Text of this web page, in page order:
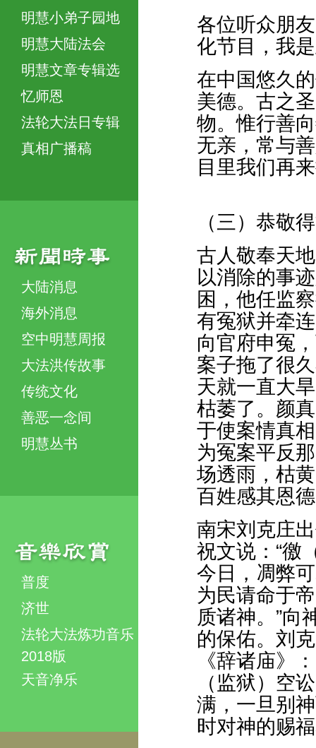
明慧小弟子园地
明慧大陆法会
明慧文章专辑选
忆师恩
法轮大法日专辑
真相广播稿
大陆消息
海外消息
空中明慧周报
大法洪传故事
传统文化
善恶一念间
明慧丛书
普度
济世
法轮大法炼功音乐
2018版
天音净乐
各位听众朋
化节目，我
在中国悠久
美德。古之
物。惟行善
无亲，常与
目里我们再
（三）恭敬
古人敬奉天
以消除的事
困，他任监
有冤狱并牵
向官府申冤
案子拖了很
天就一直大
枯萎了。颜
于使案情真
为冤案平反
场透雨，枯
百姓感其恩
南宋刘克庄
祝文说：“徼
今日，凋弊
为民请命于
质诸神。”向
的保佑。刘
《辞诸庙》
（监狱）空
满，一旦别
时对神的赐